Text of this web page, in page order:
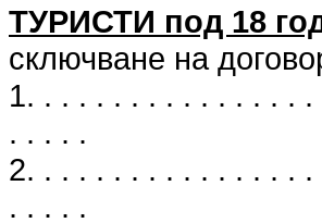
ТУРИСТИ под 18
сключване на
1. . . . . . . . . . . . . . . .
. . . . .
2. . . . . . . . . . . . . . . .
. . . . .